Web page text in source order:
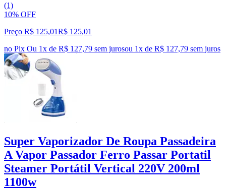
(1)
10% OFF
Preço R$ 125,01R$ 125,01
no Pix Ou 1x de R$ 127,79 sem jurosou 1x de R$ 127,79 sem juros
Super Vaporizador De Roupa Passadeira
A Vapor Passador Ferro Passar Portatil
Steamer Portátil Vertical 220V 200ml
1100w